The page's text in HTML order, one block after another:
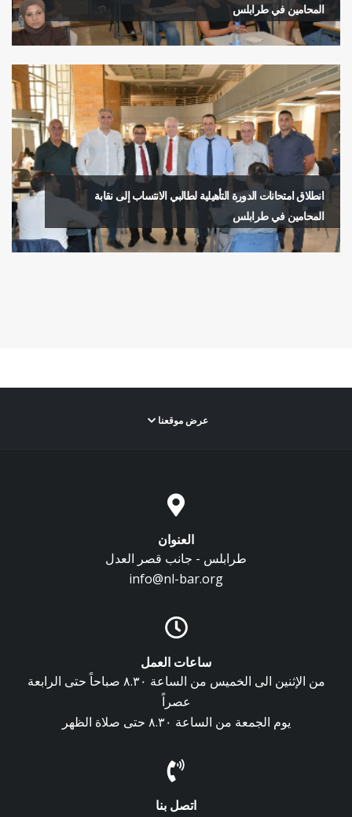
المحامين في طرابلس
انطلاق امتحانات الدورة التأهيلية لطالبي الانتساب إلى نقابة
المحامين في طرابلس
عرض موقعنا
العنوان
طرابلس - جانب قصر العدل
info@nl-bar.org
ساعات العمل
من الإثنين الى الخميس من الساعة ٨.٣٠ صباحاً حتى الرابعة
عصراً
يوم الجمعة من الساعة ٨.٣٠ حتى صلاة الظهر
اتصل بنا